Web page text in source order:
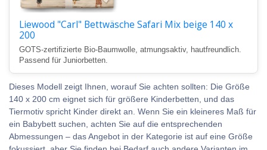
Liewood "Carl" Bettwäsche Safari Mix beige 140 x
200
GOTS-zertifizierte Bio-Baumwolle, atmungsaktiv, hautfreundlich.
Passend für Juniorbetten.
Dieses Modell zeigt Ihnen, worauf Sie achten sollten: Die Größe
140 x 200 cm eignet sich für größere Kinderbetten, und das
Tiermotiv spricht Kinder direkt an. Wenn Sie ein kleineres Maß für
ein Babybett suchen, achten Sie auf die entsprechenden
Abmessungen – das Angebot in der Kategorie ist auf eine Größe